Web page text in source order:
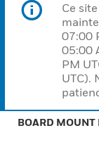
Ce
07:00
05:00
PM
UTC).
BOARD